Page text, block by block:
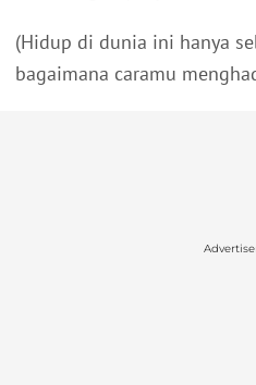
(Hidup di dunia ini hanya
bagaimana caramu